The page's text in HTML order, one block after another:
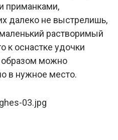
приманками,
далеко не выстрелишь,
растворимый
к оснастке удочки
образом можно
в нужное место.